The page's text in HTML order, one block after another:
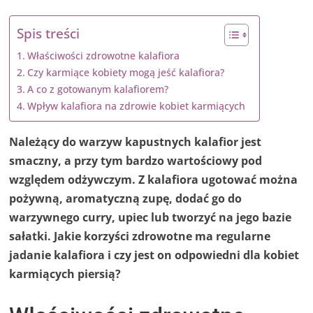
Spis treści
Właściwości zdrowotne kalafiora
Czy karmiące kobiety mogą jeść kalafiora?
A co z gotowanym kalafiorem?
Wpływ kalafiora na zdrowie kobiet karmiących
Należący do warzyw kapustnych kalafior jest
smaczny, a przy tym bardzo wartościowy pod
względem odżywczym. Z kalafiora ugotować można
pożywną, aromatyczną zupę, dodać go do
warzywnego curry, upiec lub tworzyć na jego bazie
sałatki. Jakie korzyści zdrowotne ma regularne
jadanie kalafiora i czy jest on odpowiedni dla kobiet
karmiących piersią?